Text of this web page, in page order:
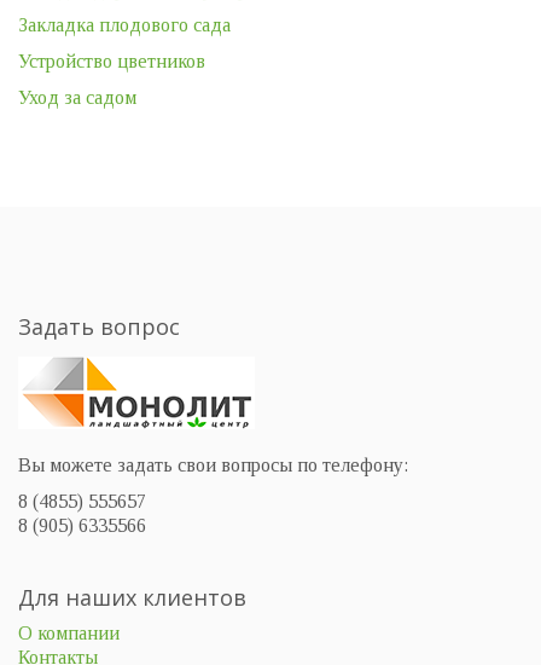
Закладка плодового сада
Устройство цветников
Уход за садом
Задать вопрос
Вы можете задать свои вопросы по телефону:
8 (4855) 555657
8 (905) 6335566
Для наших клиентов
О компании
Контакты